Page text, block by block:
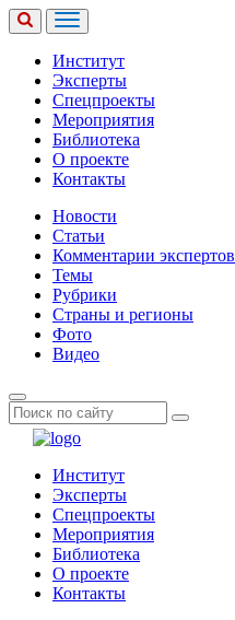
Институт
Эксперты
Спецпроекты
Мероприятия
Библиотека
О проекте
Контакты
Новости
Статьи
Комментарии экспертов
Темы
Рубрики
Страны и регионы
Фото
Видео
Институт
Эксперты
Спецпроекты
Мероприятия
Библиотека
О проекте
Контакты